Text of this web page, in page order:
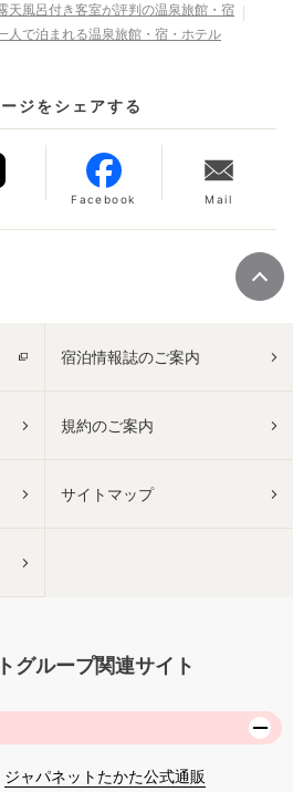
天風呂付き客室が評判の温泉旅館・宿
人で泊まれる温泉旅館・宿・ホテル
ジをシェアする
Facebook Mail
宿泊情報誌のご案内
規約のご案内
サイトマップ
グループ関連サイト
ジャパネットたかた公式通販